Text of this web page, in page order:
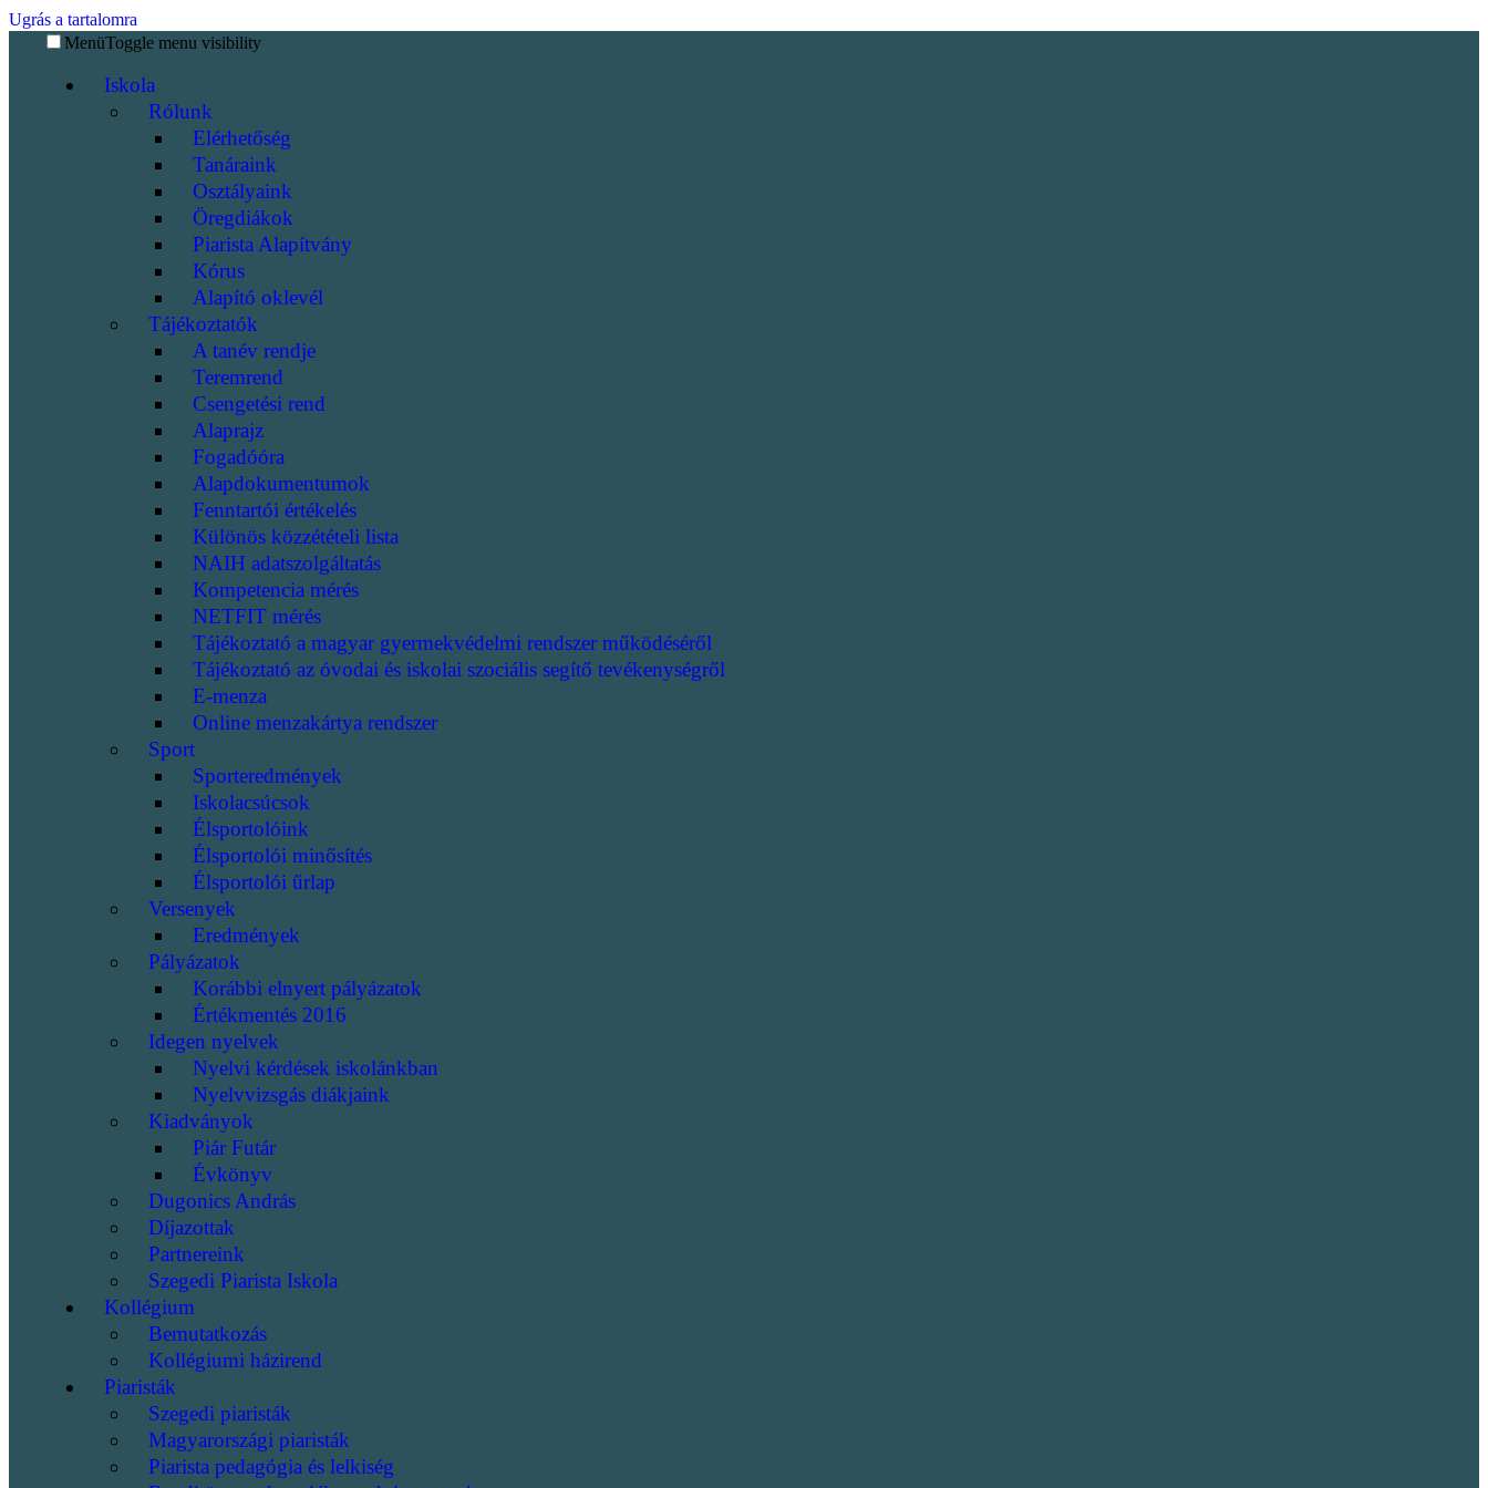
Ugrás a tartalomra
MenüToggle menu visibility
Iskola
Rólunk
Elérhetőség
Tanáraink
Osztályaink
Öregdiákok
Piarista Alapítvány
Kórus
Alapító oklevél
Tájékoztatók
A tanév rendje
Teremrend
Csengetési rend
Alaprajz
Fogadóóra
Alapdokumentumok
Fenntartói értékelés
Különös közzétételi lista
NAIH adatszolgáltatás
Kompetencia mérés
NETFIT mérés
Tájékoztató a magyar gyermekvédelmi rendszer működéséről
Tájékoztató az óvodai és iskolai szociális segítő tevékenységről
E-menza
Online menzakártya rendszer
Sport
Sporteredmények
Iskolacsúcsok
Élsportolóink
Élsportolói minősítés
Élsportolói űrlap
Versenyek
Eredmények
Pályázatok
Korábbi elnyert pályázatok
Értékmentés 2016
Idegen nyelvek
Nyelvi kérdések iskolánkban
Nyelvvizsgás diákjaink
Kiadványok
Piár Futár
Évkönyv
Dugonics András
Díjazottak
Partnereink
Szegedi Piarista Iskola
Kollégium
Bemutatkozás
Kollégiumi házirend
Piaristák
Szegedi piaristák
Magyarországi piaristák
Piarista pedagógia és lelkiség